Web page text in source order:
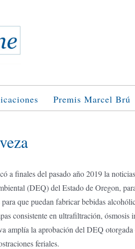
Premis Marcel Brú
a finales del pasado año 2019 la
(DEQ) del Estado de Oregon,
que puedan fabricar bebidas
consistente en ultrafiltración,
amplía la aprobación del DEQ
feriales.